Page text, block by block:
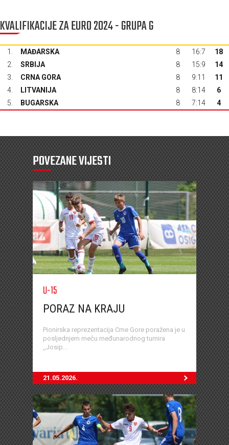
KVALIFIKACIJE ZA EURO 2024 - GRUPA G
1. MAĐARSKA 8 16:7
18
2.
SRBIJA 8 15:9
14
3.
CRNA GORA 8 9:11
11
4.
LITVANIJA 8 8:14
6
5.
BUGARSKA 8 7:14 4
POVEZANE VIJESTI
U-15
PORAZ NA KRAJU
Pionirska reprezentacija Crne Gore poražena je u
posljednjem meču međunarodnog turnira
,,Josip...
21.05.2026.